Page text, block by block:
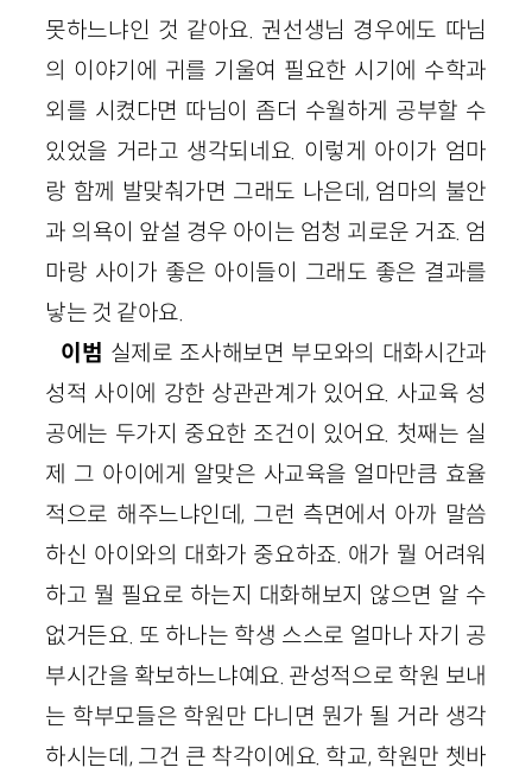
못하느냐인 것 같아요. 권선생님 경우에도 따님
의 이야기에 귀를 기울여 필요한 시기에 수학과
외를 시켰다면 따님이 좀더 수월하게 공부할 수
있었을 거라고 생각되네요. 이렇게 아이가 엄마
랑 함께 발맞춰가면 그래도 나은데, 엄마의 불안
과 의욕이 앞설 경우 아이는 엄청 괴로운 거죠. 엄
마랑 사이가 좋은 아이들이 그래도 좋은 결과를
낳는 것 같아요.
이범 실제로 조사해보면 부모와의 대화시간과
성적 사이에 강한 상관관계가 있어요. 사교육 성
공에는 두가지 중요한 조건이 있어요. 첫째는 실
제 그 아이에게 알맞은 사교육을 얼마만큼 효율
적으로 해주느냐인데, 그런 측면에서 아까 말씀
하신 아이와의 대화가 중요하죠. 애가 뭘 어려워
하고 뭘 필요로 하는지 대화해보지 않으면 알 수
없거든요. 또 하나는 학생 스스로 얼마나 자기 공
부시간을 확보하느냐예요. 관성적으로 학원 보내
는 학부모들은 학원만 다니면 뭔가 될 거라 생각
하시는데, 그건 큰 착각이에요. 학교, 학원만 쳇바